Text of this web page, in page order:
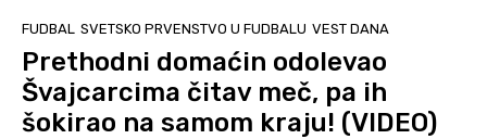
FUDBAL SVETSKO PRVENSTVO U FUDBALU VEST DANA
Prethodni domaćin odolevao
Švajcarcima čitav meč, pa ih
šokirao na samom kraju! (VIDEO)